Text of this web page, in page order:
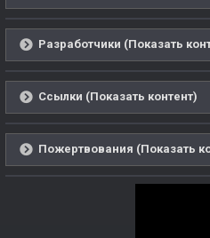
Разработчики (Показать
Ссылки (Показать контент)
Пожертвования (Показать